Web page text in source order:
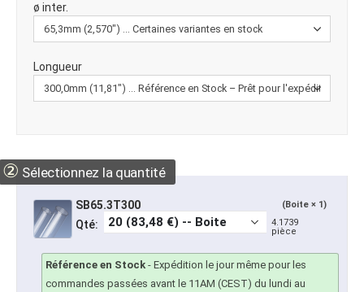
ø inter.
Longueur
② Sélectionnez la quantité
SB65.3T300 (Boite × 1)
Qté:
4.1739
pièce
Référence en Stock - Expédition le jour même pour les
commandes passées avant le 11AM (CEST) du lundi au